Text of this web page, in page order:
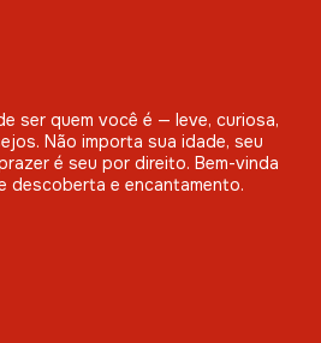
ser quem você é — leve, curiosa,
Não importa sua idade, seu
é seu por direito. Bem-vinda
descoberta e encantamento.